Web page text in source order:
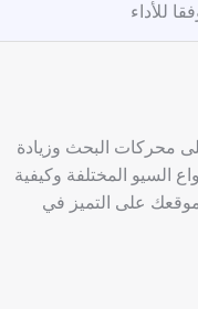
للأداء
محركات البحث وزيادة
السيو المختلفة وكيفية
موقعك على التميز في